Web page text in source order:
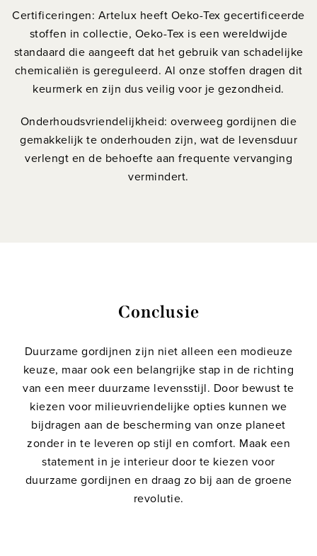
Certificeringen: Artelux heeft Oeko-Tex gecertificeerde
stoffen in collectie, Oeko-Tex is een wereldwijde
standaard die aangeeft dat het gebruik van schadelijke
chemicaliën is gereguleerd. Al onze stoffen dragen dit
keurmerk en zijn dus veilig voor je gezondheid.
Onderhoudsvriendelijkheid: overweeg gordijnen die
gemakkelijk te onderhouden zijn, wat de levensduur
verlengt en de behoefte aan frequente vervanging
vermindert.
Conclusie
Duurzame gordijnen zijn niet alleen een modieuze
keuze, maar ook een belangrijke stap in de richting
van een meer duurzame levensstijl. Door bewust te
kiezen voor milieuvriendelijke opties kunnen we
bijdragen aan de bescherming van onze planeet
zonder in te leveren op stijl en comfort. Maak een
statement in je interieur door te kiezen voor
duurzame gordijnen en draag zo bij aan de groene
revolutie.